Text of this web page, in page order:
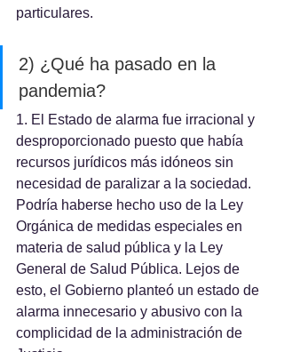
particulares.
2) ¿Qué ha pasado en la
pandemia?
1. El Estado de alarma fue irracional y
desproporcionado puesto que había
recursos jurídicos más idóneos sin
necesidad de paralizar a la sociedad.
Podría haberse hecho uso de la Ley
Orgánica de medidas especiales en
materia de salud pública y la Ley
General de Salud Pública. Lejos de
esto, el Gobierno planteó un estado de
alarma innecesario y abusivo con la
complicidad de la administración de